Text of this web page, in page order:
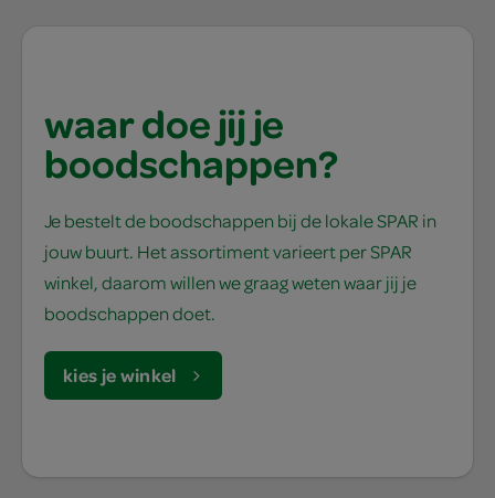
waar doe jij je
boodschappen?
Je bestelt de boodschappen bij de lokale SPAR in
jouw buurt. Het assortiment varieert per SPAR
winkel, daarom willen we graag weten waar jij je
boodschappen doet.
kies je winkel